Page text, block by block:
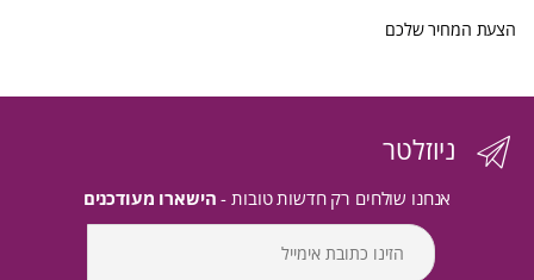
הצעת המחיר שלכם
ניוזלטר
אנחנו שולחים רק חדשות טובות - הישארו מעודכנים